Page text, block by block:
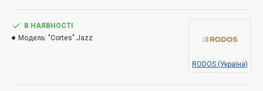
чверть, звичайне / приховане
розсувна система
В НАЯВНОСТІ
Модель: "Cortes" Jazz
RODOS (Україна)